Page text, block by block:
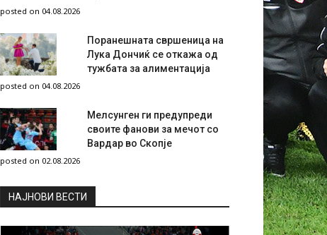
posted on 04.08.2026
Поранешната свршеница на
Лука Дончиќ се откажа од
тужбата за алиментација
posted on 04.08.2026
Мелсунген ги предупреди
своите фанови за мечот со
Вардар во Скопје
posted on 02.08.2026
НAЈНОВИ ВЕСТИ